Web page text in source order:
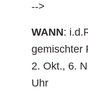
-->
WANN:
gemischter
2. Okt., 6.
Uhr